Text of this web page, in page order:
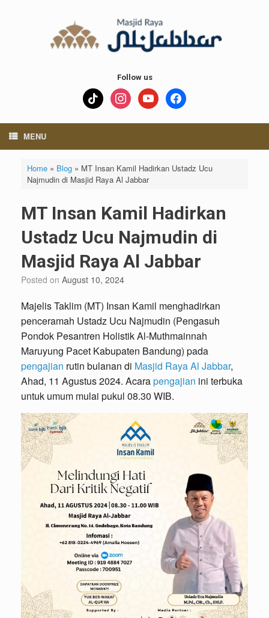
Follow us
tiktok instagramyoutube facebook
MENU
Home» Blog» MT Insan Kamil Hadirkan Ustadz Ucu
Najmudin di Masjid Raya Al Jabbar
MT Insan Kamil Hadirkan
Ustadz Ucu Najmudin di
Masjid Raya Al Jabbar
Posted on August 10, 2024
Majelis Taklim (MT) Insan Kamil menghadirkan
penceramah Ustadz Ucu Najmudin (Pengasuh
Pondok Pesantren Holistik Al-Muthmainnah
Maruyung Pacet Kabupaten Bandung) pada
pengajian rutin bulanan di Masjid Raya Al Jabbar,
Ahad, 11 Agustus 2024. Acarapengajian ini terbuka
untuk umum mulai pukul 08.30 WIB.